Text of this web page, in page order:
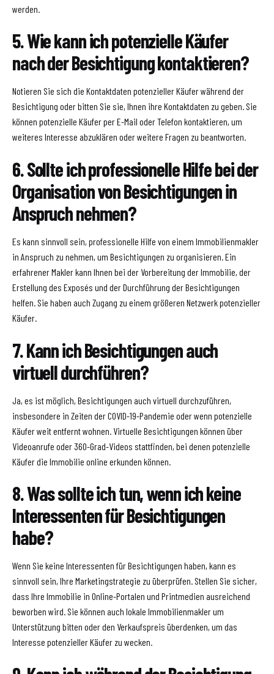
werden.
5. Wie kann ich potenzielle Käufer
nach der Besichtigung kontaktieren?
Notieren Sie sich die Kontaktdaten potenzieller Käufer während der
Besichtigung oder bitten Sie sie, Ihnen ihre Kontaktdaten zu geben. Sie
können potenzielle Käufer per E-Mail oder Telefon kontaktieren, um
weiteres Interesse abzuklären oder weitere Fragen zu beantworten.
6. Sollte ich professionelle Hilfe bei der
Organisation von Besichtigungen in
Anspruch nehmen?
Es kann sinnvoll sein, professionelle Hilfe von einem Immobilienmakler
in Anspruch zu nehmen, um Besichtigungen zu organisieren. Ein
erfahrener Makler kann Ihnen bei der Vorbereitung der Immobilie, der
Erstellung des Exposés und der Durchführung der Besichtigungen
helfen. Sie haben auch Zugang zu einem größeren Netzwerk potenzieller
Käufer.
7. Kann ich Besichtigungen auch
virtuell durchführen?
Ja, es ist möglich, Besichtigungen auch virtuell durchzuführen,
insbesondere in Zeiten der COVID-19-Pandemie oder wenn potenzielle
Käufer weit entfernt wohnen. Virtuelle Besichtigungen können über
Videoanrufe oder 360-Grad-Videos stattfinden, bei denen potenzielle
Käufer die Immobilie online erkunden können.
8. Was sollte ich tun, wenn ich keine
Interessenten für Besichtigungen
habe?
Wenn Sie keine Interessenten für Besichtigungen haben, kann es
sinnvoll sein, Ihre Marketingstrategie zu überprüfen. Stellen Sie sicher,
dass Ihre Immobilie in Online-Portalen und Printmedien ausreichend
beworben wird. Sie können auch lokale Immobilienmakler um
Unterstützung bitten oder den Verkaufspreis überdenken, um das
Interesse potenzieller Käufer zu wecken.